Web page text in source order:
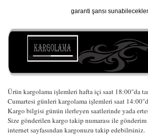
garanti şansı
Ürün kargolama işlemleri hafta içi saat 18:00"da
Cumartesi günleri kargolama işlemleri saat
Kargo bilgisi günün ilerleyen saatlerinde yada
Size gönderilen kargo takip numarası ile
internet sayfasından kargonuzu takip edebilrsiniz.